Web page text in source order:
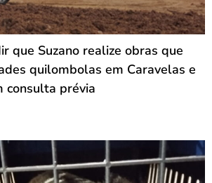
que Suzano realize obras que
quilombolas em Caravelas e
consulta prévia